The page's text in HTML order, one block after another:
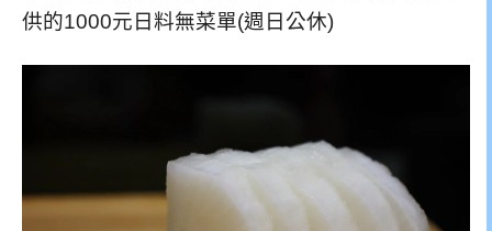
供的1000元日料無菜單(週日公休)